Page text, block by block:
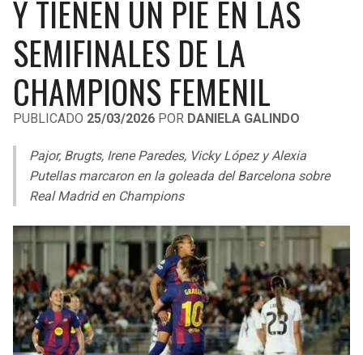
LIGA DE EXPANSIÓN MX
LEAGUES CUP
UEFA EUROPA LEAGUE
UEFA CONFERENCE LEAGUE
MLS
COPA LIBERTADORES
COPA SUDAMERICANA
LIGA BETPLAY
OTRAS LIGAS
RAIDERS
CHARGERS
RAVENS
BENGALS
STEELERS
TEXANS
COLTS
CAVALIERS
PISTONS
PACERS
BUCKS
HEAT
MAGIC
Y TIENEN UN PIE EN LAS
SEMIFINALES DE LA
CHAMPIONS FEMENIL
PUBLICADO 25/03/2026 POR DANIELA GALINDO
Pajor, Brugts, Irene Paredes, Vicky López y Alexia
Putellas marcaron en la goleada del Barcelona sobre
Real Madrid en Champions